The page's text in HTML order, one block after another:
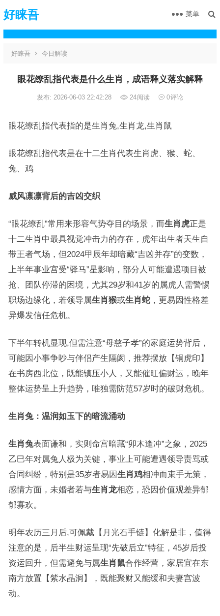
好睐吾 菜单
好睐吾 今日解读
眼花缭乱指代表是什么生肖，成语释义落实解释
发布: 2026-06-03 22:42:28 24阅读 0评论
眼花缭乱指代表指的是生肖兔,生肖龙,生肖鼠
眼花缭乱指代表是在十二生肖代表生肖虎、猴、蛇、
兔、鸡
威风凛凛背后的吉凶交织
“眼花缭乱”常用来形容气势夺目的场景，而生肖虎正是
十二生肖中最具视觉冲击力的存在，虎年出生者天生自
带王者气场，但2024甲辰年却暗藏“吉凶并存”的变数，
上半年事业宫受“驿马”星影响，部分人可能遭遇项目被
抢、团队停滞的困境，尤其29岁和41岁的属虎人需警惕
职场边缘化，若领导属生肖猴或生肖蛇，更易因性格差
异爆发信任危机。
下半年转机显现,但需注意“母慈子孝”的家庭运势背后，
可能因小事争吵与伴侣产生隔阂，推荐摆放【铜虎印】
在书房西北位，既能镇压小人，又能催旺偏财运，晚年
整体运势呈上升趋势，唯独需防范57岁时的破财危机。
生肖兔：温润如玉下的暗流涌动
生肖兔表面谦和，实则命宫暗藏“卯木逢冲”之象，2025
乙巳年对属兔人极为关键，事业上可能遭遇领导责骂或
合同纠纷，特别是35岁者易因生肖鸡相冲而束手无策，
感情方面，未婚者若与生肖龙相恋，恐因价值观差异郁
郁寡欢。
明年农历三月后,可佩戴【月光石手链】化解是非，值得
注意的是，后半生财运呈现“先破后立”特征，45岁后投
资运回升，但需避免与属生肖鼠合作经营，家居宜在东
南方放置【紫水晶洞】，既能聚财又能缓和夫妻宫波
动。